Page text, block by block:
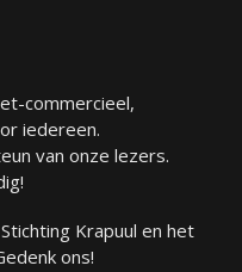
commercieel,
iedereen.
van onze lezers.
Krapuul en het
ons!